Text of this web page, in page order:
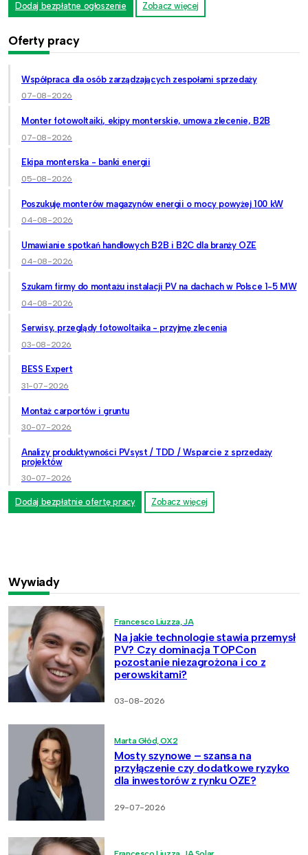
Dodaj bezpłatne ogłoszenie Zobacz więcej
Oferty pracy
Współpraca dla osób zarządzających zespołami sprzedaży
07-08-2026
Monter fotowoltaiki, ekipy monterskie, umowa zlecenie, B2B
07-08-2026
Ekipa monterska - banki energii
05-08-2026
Poszukuję monterów magazynów energii o mocy powyżej 100 kW
04-08-2026
Umawianie spotkań handlowych B2B i B2C dla branży OZE
04-08-2026
Szukam firmy do montażu instalacji PV na dachach w Polsce 1-5 MW
04-08-2026
Serwisy, przeglądy fotowoltaika - przyjmę zlecenia
03-08-2026
BESS Expert
31-07-2026
Montaż carportów i gruntu
30-07-2026
Analizy produktywności PVsyst / TDD / Wsparcie z sprzedaży
projektów
30-07-2026
Dodaj bezpłatnie ofertę pracy Zobacz więcej
Wywiady
Francesco Liuzza, JA
Na jakie technologie stawia przemysł
PV? Czy dominacja TOPCon
pozostanie niezagrożona i co z
perowskitami?
03-08-2026
Marta Głód, OX2
Mosty szynowe – szansa na
przyłączenie czy dodatkowe ryzyko
dla inwestorów z rynku OZE?
29-07-2026